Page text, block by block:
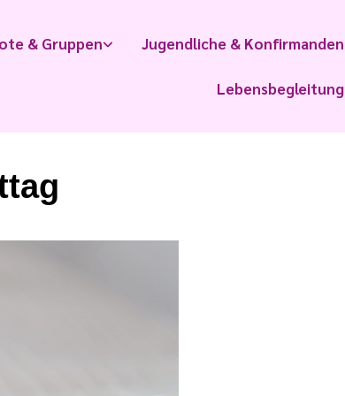
& Gruppen Jugendliche & Konfirmanden
Lebensbegleitung